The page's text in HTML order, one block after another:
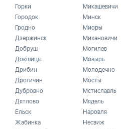
Горки
Городок
Гродно
Дзержинск
Добруш
Докшицы
Дрибин
Дрогичин
Дубровно
Дятлово
Ельск
Жабинка
Микашевичи
Минск
Миоры
Михановичи
Могилев
Мозырь
Молодечно
Мосты
Мстиславль
Мядель
Наровля
Несвиж